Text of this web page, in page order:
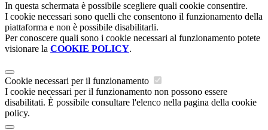
In questa schermata è possibile scegliere quali cookie consentire.
I cookie necessari sono quelli che consentono il funzionamento della
piattaforma e non è possibile disabilitarli.
Per conoscere quali sono i cookie necessari al funzionamento potete
visionare la COOKIE POLICY.
Cookie necessari per il funzionamento
I cookie necessari per il funzionamento non possono essere
disabilitati. È possibile consultare l'elenco nella pagina della cookie
policy.